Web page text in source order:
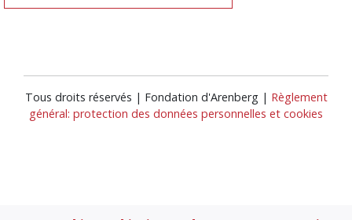
Tous droits réservés | Fondation d'Arenberg | Règlement
général: protection des données personnelles et cookies